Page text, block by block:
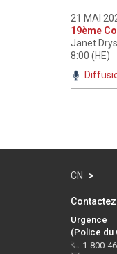
21 MAI
19ème
Janet
8:00 (HE)
CN >
Urgence
(Police du
1-800-